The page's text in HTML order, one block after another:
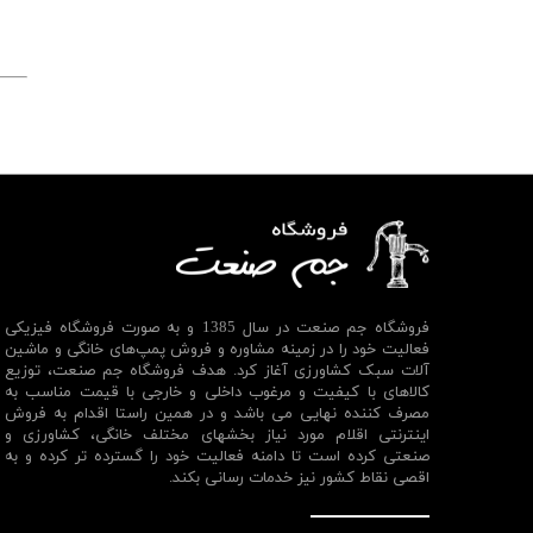
فروشگاه جم صنعت در سال 1385 و به صورت فروشگاه فیزیکی
فعالیت خود را در زمینه مشاوره و فروش پمپ‌های خانگی و ماشین
آلات سبک کشاورزی آغاز کرد. هدف فروشگاه جم صنعت، توزیع
کالاهای با کیفیت و مرغوب داخلی و خارجی با قیمت مناسب به
مصرف کننده نهایی می باشد و در همین راستا اقدام به فروش
اینترنتی اقلام مورد نیاز بخشهای مختلف خانگی، کشاورزی و
صنعتی کرده است تا دامنه فعالیت خود را گسترده تر کرده و به
اقصی نقاط کشور نیز خدمات رسانی بکند.